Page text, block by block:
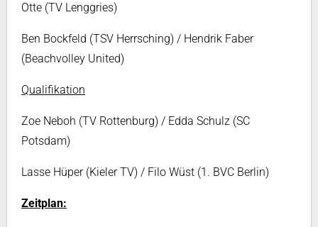
Otte (TV Lenggries)
Ben Bockfeld (TSV Herrsching) / Hendrik Faber
(Beachvolley United)
Qualifikation
Zoe Neboh (TV Rottenburg) / Edda Schulz (SC
Potsdam)
Lasse Hüper (Kieler TV) / Filo Wüst (1. BVC Berlin)
Zeitplan: